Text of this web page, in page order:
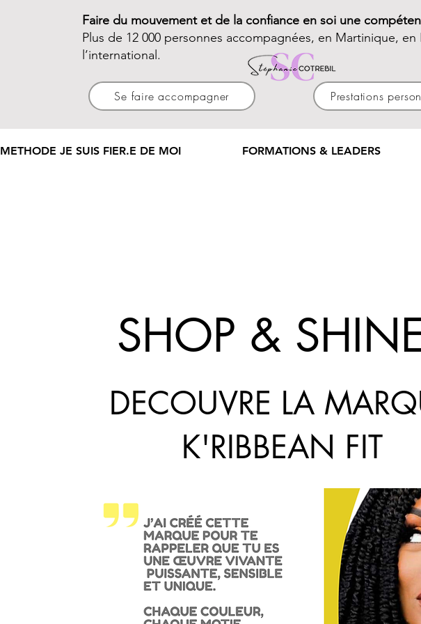
Faire du mouvement et de la confiance en soi une
Plus de 12 000 personnes accompagnées, en Martinique, en
l’international.
Se faire accompagner Prestations
METHODE JE SUIS FIER.E DE MOI FORMATIONS & LEADERS
SHOP &
DECOUVRE LA
K'RIBBEAN FIT